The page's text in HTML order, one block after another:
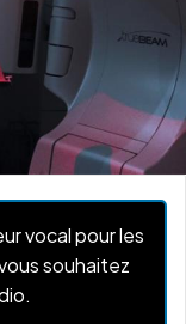
vocal pour les
souhaitez